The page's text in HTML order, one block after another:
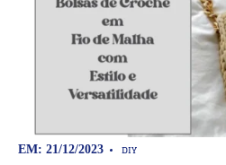
EM: 21/12/2023 DIY